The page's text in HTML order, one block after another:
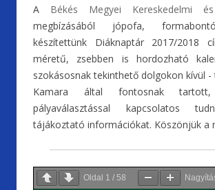
A Békés Megyei Kereskedelmi
megbízásából jópofa,
készítettünk Diáknaptár 2017/2018
méretű, zsebben is hordozható
szokásosnak tekinthető dolgokon kívül
Kamara által fontosnak tartott,
pályaválasztással kapcsolatos
tájákoztató információkat. Köszönjük a
Oldal 1 / 58